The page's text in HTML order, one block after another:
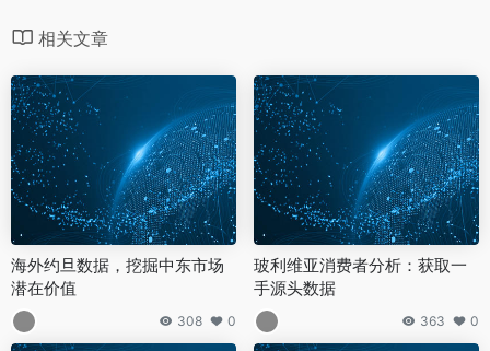
相关文章
海外约旦数据，挖掘中东市场
潜在价值
308 0
玻利维亚消费者分析：获取一
手源头数据
363 0